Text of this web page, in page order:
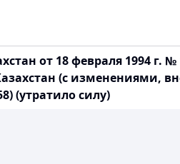
от 18 февраля 1994
(с изменениями,
(утратило силу)